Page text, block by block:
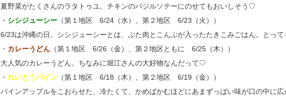
夏野菜がたくさんのラタトゥユ。チキンのバジルソテーにのせてもおいしそう♡
・ シシジューシー （第１地区 6/24（水）、第２地区 6/23（火））
6/23は沖縄の日。シシジューシーとは、ぶた肉とこんぶが入ったたきこみごはん。とって
・ カレーうどん （第１地区 6/26（金）、第２地区ともに 6/25（木））
大人気のカレーうどん。ちなみに堀江さんの大好物なんだって♡
・ れいとうパイン （第１地区 6/18（木）、第２地区 6/19（金））
パインアップルをこおらせた、冷たくて、かめばかむほどにあまずっぱい味が口の中に広